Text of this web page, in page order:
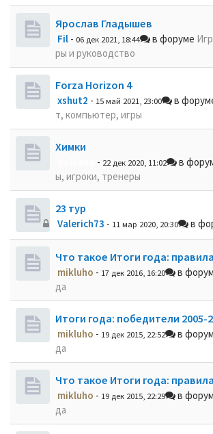
Ярослав Гладышев
Fil - 06 дек 2021, 18:44 в форуме
ры и руководство
Forza Horizon 4
xshut2 - 15 май 2021, 23:00 в
т, компьютер, игры
Химки
- 22 дек 2020, 11:02 в
ы, игроки, тренеры
23 тур
Valerich73 - 11 мар 2020, 20:30 в
Что такое Итоги года: правила
mikluho - 17 дек 2016, 16:20 в
да
Итоги года: победители 2005-
mikluho - 19 дек 2015, 22:52 в
да
Что такое Итоги года: правила
mikluho - 19 дек 2015, 22:29 в
да